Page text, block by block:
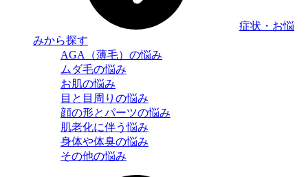
症状・お悩
みから探す
AGA（薄毛）の悩み
ムダ毛の悩み
お肌の悩み
目と目周りの悩み
顔の形とパーツの悩み
肌老化に伴う悩み
身体や体臭の悩み
その他の悩み